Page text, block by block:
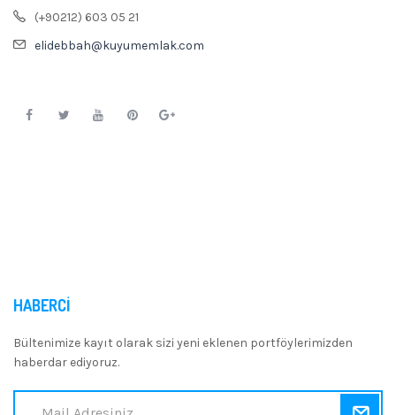
(+90212) 603 05 21
elidebbah@kuyumemlak.com
HABERCI
Bültenimize kayıt olarak sizi yeni eklenen portföylerimizden
haberdar ediyoruz.